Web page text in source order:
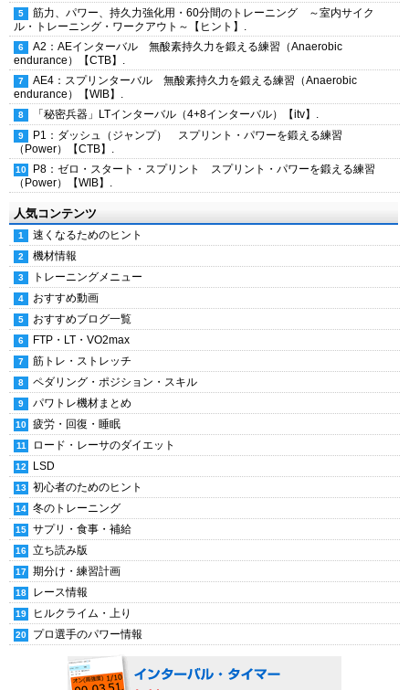
筋力、パワー、持久力強化用・60分間のトレーニング ～室内サイク
ル・トレーニング・ワークアウト～【ヒント】.
A2：AEインターバル 無酸素持久力を鍛える練習（Anaerobic
endurance）【CTB】.
AE4：スプリンターバル 無酸素持久力を鍛える練習（Anaerobic
endurance）【WIB】.
「秘密兵器」LTインターバル（4+8インターバル）【itv】.
P1：ダッシュ（ジャンプ） スプリント・パワーを鍛える練習
（Power）【CTB】.
P8：ゼロ・スタート・スプリント スプリント・パワーを鍛える練習
（Power）【WIB】.
人気コンテンツ
速くなるためのヒント
機材情報
トレーニングメニュー
おすすめ動画
おすすめブログ一覧
FTP・LT・VO2max
筋トレ・ストレッチ
ペダリング・ポジション・スキル
パワトレ機材まとめ
疲労・回復・睡眠
ロード・レーサのダイエット
LSD
初心者のためのヒント
冬のトレーニング
サプリ・食事・補給
立ち読み版
期分け・練習計画
レース情報
ヒルクライム・上り
プロ選手のパワー情報